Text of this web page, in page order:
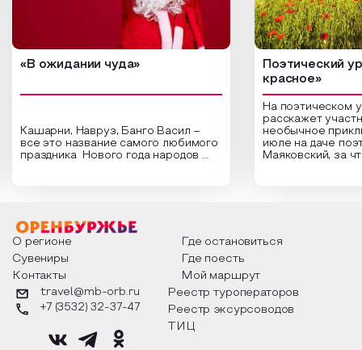
«В ожидании чуда»
Кашарни, Навруз, Банго Васил –
все это название самого любимого
праздника Нового года народов
о том, как встречают новый год в
разных уголках страны, какие
обряды совершают на удачу и
благополучие, в чем схожи и
различаются традиции. Кто такой
Дед Мороз и откуда он пришел, как
его называют в разных уголках
страны и как появились елочные
Поэтический
красное»
На поэтическом
расскажет
необычное
июле на даче
Маяковский, за
Твардовского и
каждой строчке
восхищение
яркому времени
О регионе
Где остановиться
Сувениры
Где поесть
Контакты
Мой маршрут
travel@mb-orb.ru
+7 (3532) 32-37-47
Реестр туроператоров
Реестр эксурсоводов
ТИЦ